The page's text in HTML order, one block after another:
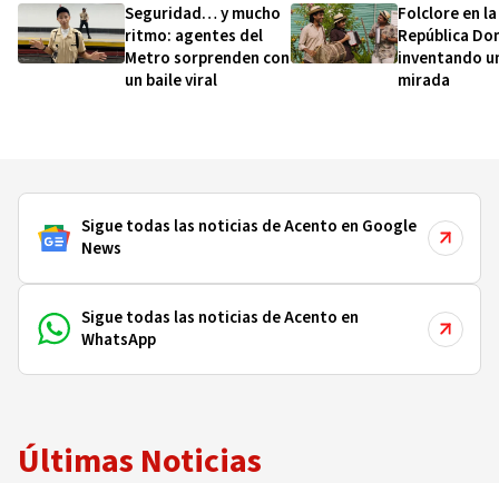
Seguridad… y mucho
ritmo: agentes del
Metro sorprenden con
un baile viral
Folclore en la
República
inventando
mirada
Sigue todas las noticias de Acento en Google
News
Sigue todas las noticias de Acento en
WhatsApp